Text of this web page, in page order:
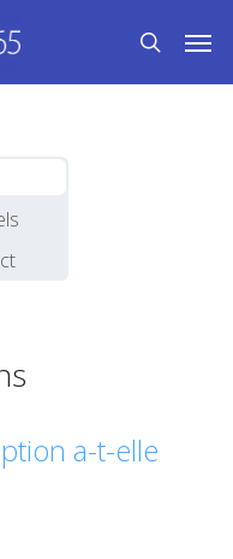
search
a-t-elle